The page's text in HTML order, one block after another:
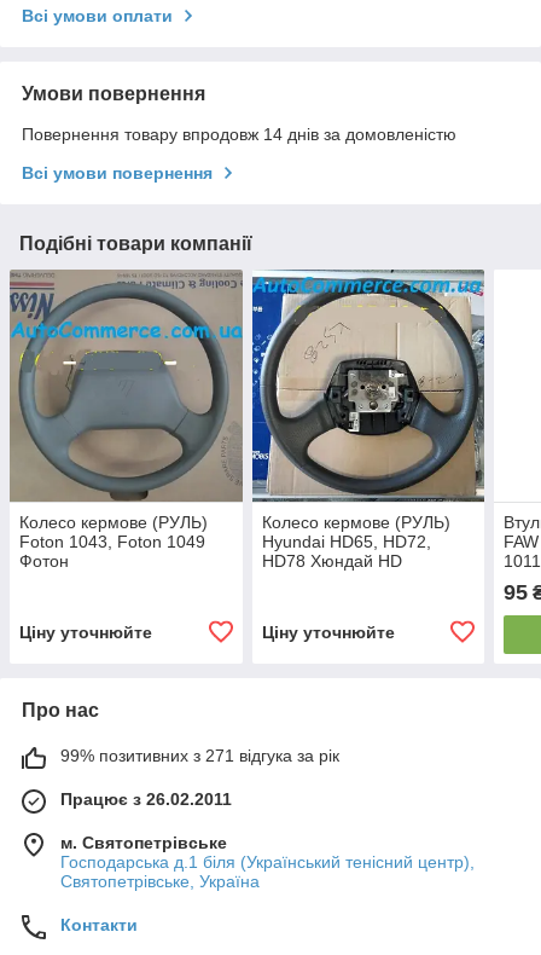
Всі умови оплати
Умови повернення
Повернення товару впродовж 14 днів за домовленістю
Всі умови повернення
Подібні товари компанії
Колесо кермове (РУЛЬ)
Foton 1043, Foton 1049
Фотон
Ціну уточнюйте
Колесо кермове (РУЛЬ)
Hyundai HD65, HD72,
HD78 Хюндай HD
Ціну уточнюйте
95
Про нас
99% позитивних з 271 відгука за рік
Працює з 26.02.2011
м. Святопетрівське
Господарська д.1 біля (Український тенісний центр),
Святопетрівське, Україна
Контакти